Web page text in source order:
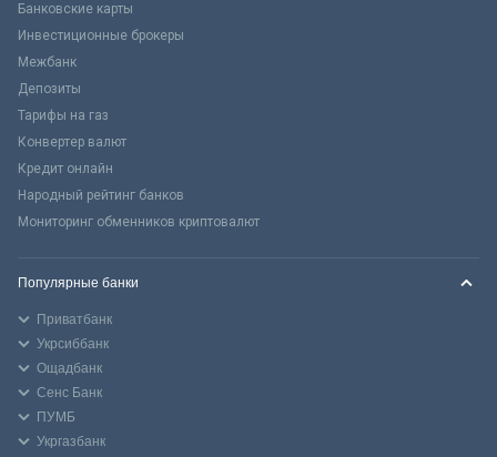
Банковские карты
Инвестиционные брокеры
Межбанк
Депозиты
Тарифы на газ
Конвертер валют
Кредит онлайн
Народный рейтинг банков
Мониторинг обменников криптовалют
Популярные банки
Приватбанк
Укрсиббанк
Ощадбанк
Сенс Банк
ПУМБ
Укргазбанк